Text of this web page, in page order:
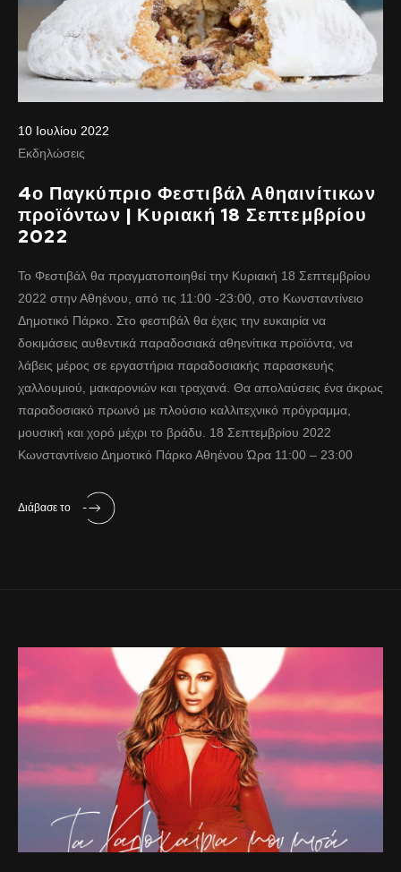
10 Ιουλίου 2022
Εκδηλώσεις
4ο Παγκύπριο Φεστιβάλ Αθηαινίτικων
προϊόντων | Κυριακή 18 Σεπτεμβρίου
2022
Το Φεστιβάλ θα πραγματοποιηθεί την Κυριακή 18 Σεπτεμβρίου
2022 στην Αθηένου, από τις 11:00 -23:00, στο Κωνσταντίνειο
Δημοτικό Πάρκο. Στο φεστιβάλ θα έχεις την ευκαιρία να
δοκιμάσεις αυθεντικά παραδοσιακά αθηενίτικα προϊόντα, να
λάβεις μέρος σε εργαστήρια παραδοσιακής παρασκευής
χαλλουμιού, μακαρονιών και τραχανά. Θα απολαύσεις ένα άκρως
παραδοσιακό πρωινό με πλούσιο καλλιτεχνικό πρόγραμμα,
μουσική και χορό μέχρι το βράδυ. 18 Σεπτεμβρίου 2022
Κωνσταντίνειο Δημοτικό Πάρκο Αθηένου Ώρα 11:00 – 23:00
Διάβασε το